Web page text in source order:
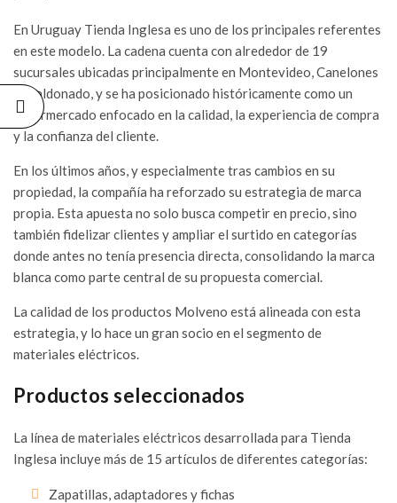
En Uruguay Tienda Inglesa es uno de los principales referentes
en este modelo. La cadena cuenta con alrededor de 19
sucursales ubicadas principalmente en Montevideo, Canelones
y Maldonado, y se ha posicionado históricamente como un
supermercado enfocado en la calidad, la experiencia de compra
y la confianza del cliente.
En los últimos años, y especialmente tras cambios en su
propiedad, la compañía ha reforzado su estrategia de marca
propia. Esta apuesta no solo busca competir en precio, sino
también fidelizar clientes y ampliar el surtido en categorías
donde antes no tenía presencia directa, consolidando la marca
blanca como parte central de su propuesta comercial.
La calidad de los productos Molveno está alineada con esta
estrategia, y lo hace un gran socio en el segmento de
materiales eléctricos.
Productos seleccionados
La línea de materiales eléctricos desarrollada para Tienda
Inglesa incluye más de 15 artículos de diferentes categorías:
Zapatillas, adaptadores y fichas
SOLUCIONES
ELÉCTRICAS
DE CALIDAD
06/07/2026